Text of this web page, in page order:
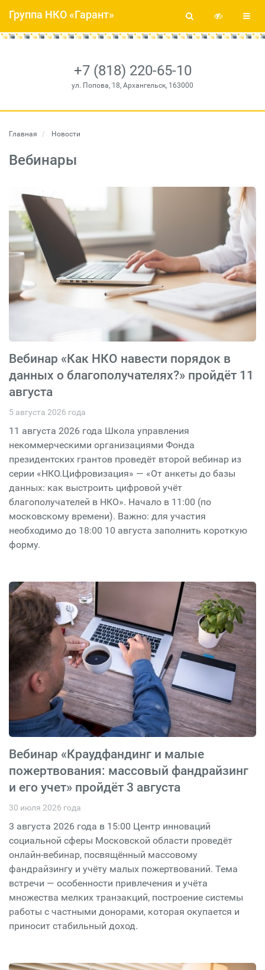
+7 (818) 220-65-10
ул. Попова, 18, Архангельск, 163000
Группа НКО «Гарант»
Главная Новости
Вебинары
Вебинар «Как НКО навести порядок в
данных о благополучателях?» пройдёт 11
августа
5 августа 2026 года
11 августа 2026 года Школа управления
некоммерческими организациями Фонда
президентских грантов проведёт второй вебинар из
серии «НКО.Цифровизация» — «От анкеты до базы
данных: как выстроить цифровой учёт
благополучателей в НКО». Начало в 11:00 (по
московскому времени). Важно: для участия
необходимо до 18:00 10 августа заполнить короткую
форму.
Вебинар «Краудфандинг и малые
пожертвования: массовый фандрайзинг
и его учет» пройдёт 3 августа
30 июля 2026 года
3 августа 2026 года в 15:00 Центр инноваций
социальной сферы Московской области проведёт
онлайн-вебинар, посвящённый массовому
фандрайзингу и учёту малых пожертвований. Тема
встречи — особенности привлечения и учёта
множества мелких транзакций, построение системы
работы с частными донорами, которая окупается и
приносит стабильный доход.